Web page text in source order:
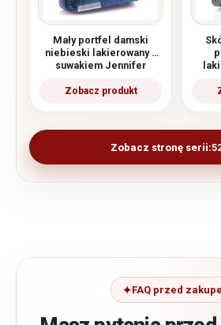
Mały portfel damski
niebieski lakierowany z
suwakiem Jennifer
Zobacz stronę serii:
FAQ przed